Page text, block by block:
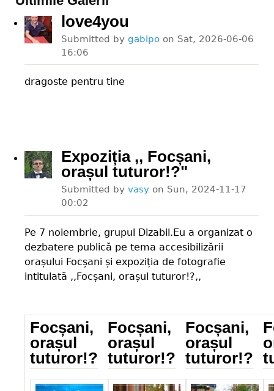
love4you
Submitted by gabipo on Sat, 2026-06-06
16:06
dragoste pentru tine
Expoziția ,, Focșani,
orașul tuturor!?"
Submitted by vasy on Sun, 2024-11-17
00:02
Pe 7 noiembrie, grupul Dizabil.Eu a organizat o
dezbatere publică pe tema accesibilizării
orașului Focșani și expoziția de fotografie
intitulată ,,Focșani, orașul tuturor!?,,
Focșani,
orașul
tuturor!?
_IMG_5825.jpg
Focșani,
orașul
tuturor!?
IMG_0455.jpg
Focșani,
orașul
tuturor!?
IMG_1076.jpg